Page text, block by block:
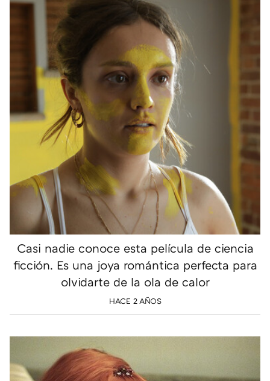
Casi nadie conoce esta película de ciencia
ficción. Es una joya romántica perfecta para
olvidarte de la ola de calor
HACE 2 AÑOS